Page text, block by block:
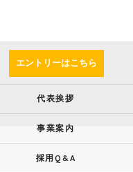
エントリーはこちら
代表挨拶
事業案内
採用Q&A